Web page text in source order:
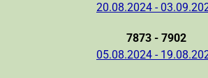
20.08.2024 -
7873 - 7902
05.08.2024 -